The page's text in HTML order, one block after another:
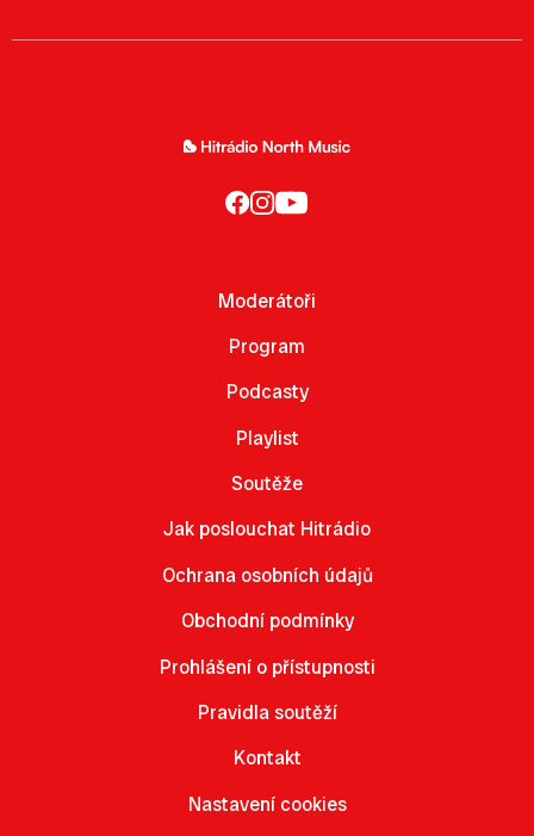
Moderátoři
Program
Podcasty
Playlist
Soutěže
Jak poslouchat Hitrádio
Ochrana osobních údajů
Obchodní podmínky
Prohlášení o přístupnosti
Pravidla soutěží
Kontakt
Nastavení cookies